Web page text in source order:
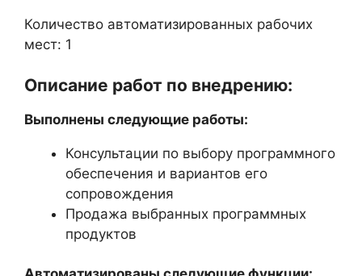
Количество автоматизированных рабочих
мест: 1
Описание работ по внедрению:
Выполнены следующие работы:
Консультации по выбору программного
обеспечения и вариантов его
сопровождения
Продажа выбранных программных
продуктов